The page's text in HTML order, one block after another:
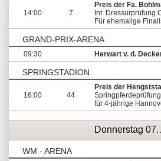
14:00 7
Preis der Fa.
Int. Dressurprüfung
Für ehemalige
GRAND-PRIX-ARENA
09:30 Herwart v. d.
SPRINGSTADION
16:00 44
Preis der
für 4-jährige
Donnerstag
WM - ARENA